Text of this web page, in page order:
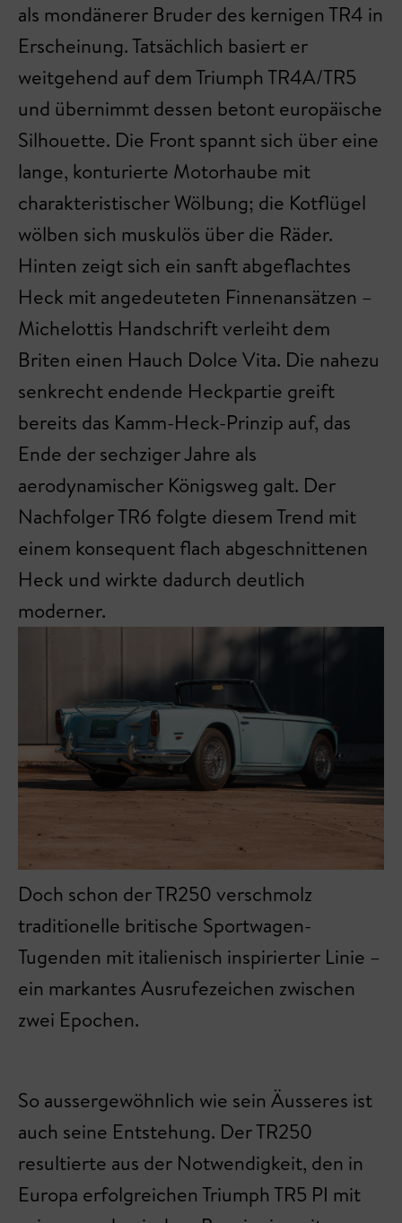
als mondänerer Bruder des kernigen TR4 in
Erscheinung. Tatsächlich basiert er
weitgehend auf dem Triumph TR4A/TR5
und übernimmt dessen betont europäische
Silhouette. Die Front spannt sich über eine
lange, konturierte Motorhaube mit
charakteristischer Wölbung; die Kotflügel
wölben sich muskulös über die Räder.
Hinten zeigt sich ein sanft abgeflachtes
Heck mit angedeuteten Finnenansätzen –
Michelottis Handschrift verleiht dem
Briten einen Hauch Dolce Vita. Die nahezu
senkrecht endende Heckpartie greift
bereits das Kamm-Heck-Prinzip auf, das
Ende der sechziger Jahre als
aerodynamischer Königsweg galt. Der
Nachfolger TR6 folgte diesem Trend mit
einem konsequent flach abgeschnittenen
Heck und wirkte dadurch deutlich
moderner.
Doch schon der TR250 verschmolz
traditionelle britische Sportwagen-
Tugenden mit italienisch inspirierter Linie –
ein markantes Ausrufezeichen zwischen
zwei Epochen.
So aussergewöhnlich wie sein Äusseres ist
auch seine Entstehung. Der TR250
resultierte aus der Notwendigkeit, den in
Europa erfolgreichen Triumph TR5 PI mit